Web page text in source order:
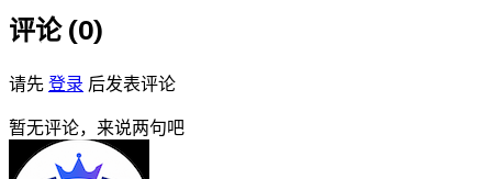
评论 (0)
请先 登录 后发表评论
暂无评论，来说两句吧